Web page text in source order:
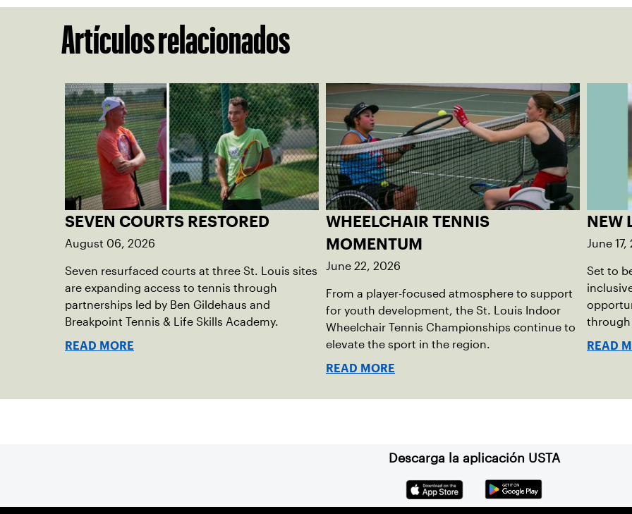
Artículos relacionados
SEVEN COURTS RESTORED
August 06, 2026
Seven resurfaced courts at three St. Louis sites
are expanding access to tennis through
partnerships led by Ben Gildehaus and
Breakpoint Tennis & Life Skills Academy.
READ MORE
WHEELCHAIR TENNIS
MOMENTUM
June 22, 2026
From a player-focused atmosphere to support
for youth development, the St. Louis Indoor
Wheelchair Tennis Championships continue to
elevate the sport in the region.
READ MORE
NEW
June
Set to
through
READ
Descarga la aplicación USTA